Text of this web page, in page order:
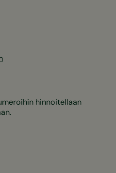
hinnoitellaan